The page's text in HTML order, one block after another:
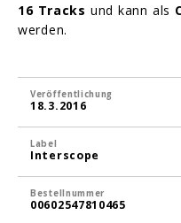
16 Tracks und kann als
werden.
Veröffentlichung
18.3.2016
Label
Interscope
Bestellnummer
00602547810465